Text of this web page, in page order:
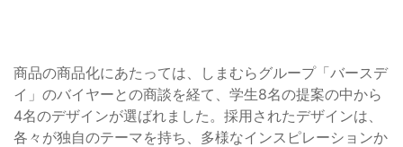
商品の商品化にあたっては、しまむらグループ「バースデ
イ」のバイヤーとの商談を経て、学生8名の提案の中から
4名のデザインが選ばれました。採用されたデザインは、
各々が独自のテーマを持ち、多様なインスピレーションか